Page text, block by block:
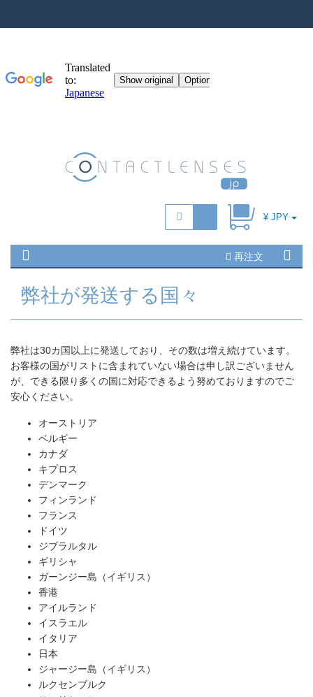
¥ JPY
再注文
弊社が発送する国々
弊社は30カ国以上に発送しており、その数は増え続けています。
お客様の国がリストに含まれていない場合は申し訳ございません
が、できる限り多くの国に対応できるよう努めておりますのでご
安心ください。
オーストリア
ベルギー
カナダ
キプロス
デンマーク
フィンランド
フランス
ドイツ
ジブラルタル
ギリシャ
ガーンジー島（イギリス）
香港
アイルランド
イスラエル
イタリア
日本
ジャージー島（イギリス）
ルクセンブルク